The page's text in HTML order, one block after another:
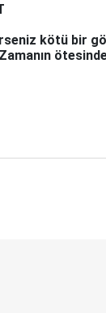
kötü bir